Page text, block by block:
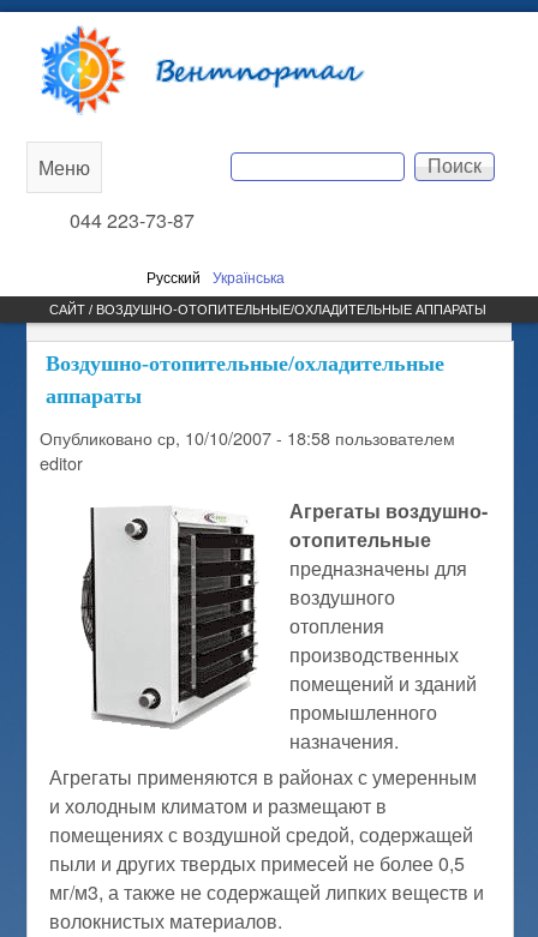
содержанию
Вентпортал
Форма поиска
Поиск
044 223-73-87
Русский Українська
Main
menu
Меню
САЙТ / ВОЗДУШНО-ОТОПИТЕЛЬНЫЕ/ОХЛАДИТЕЛЬНЫЕ АППАРАТЫ
Воздушно-отопительные/охладительные
аппараты
Опубликованоср, 10/10/2007 - 18:58 пользователем
editor
Агрегаты воздушно-
отопительные
предназначены для
воздушного
отопления
производственных
помещений и зданий
промышленного
назначения.
Агрегаты применяются в районах с умеренным
и холодным климатом и размещают в
помещениях с воздушной средой, содержащей
пыли и других твердых примесей не более 0,5
мг/м3, а также не содержащей липких веществ и
волокнистых материалов.